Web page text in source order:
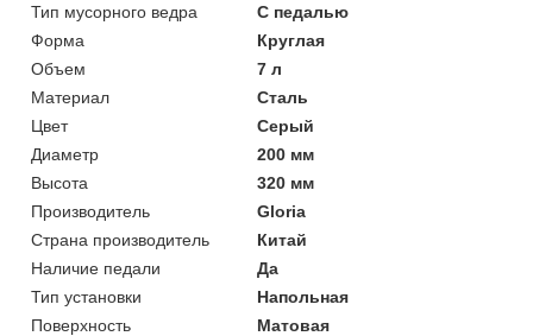
Тип мусорного ведра
С педалью
Форма
Круглая
Объем
7 л
Материал
Сталь
Цвет
Серый
Диаметр
200 мм
Высота
320 мм
Производитель
Gloria
Страна производитель
Китай
Наличие педали
Да
Тип установки
Напольная
Поверхность
Матовая